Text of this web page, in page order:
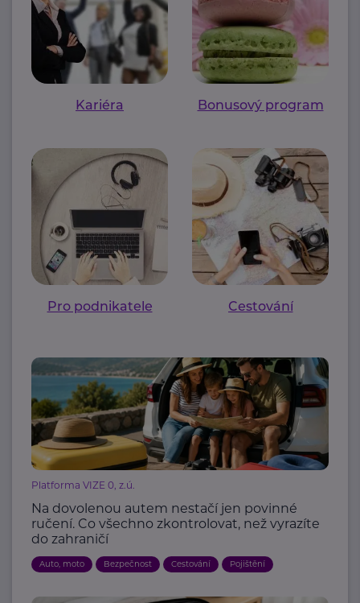
Kariéra Bonusový program
Pro podnikatele Cestování
Platforma VIZE 0, z.ú.
Na dovolenou autem nestačí jen povinné
ručení. Co všechno zkontrolovat, než vyrazíte
do zahraničí
Auto, moto Bezpečnost Cestování Pojištění